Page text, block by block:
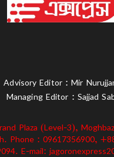
Advisory Editor : Mir
Managing Editor : Sajjad
Plaza (Level-3),
Phone : 09617356900,
E-mail: